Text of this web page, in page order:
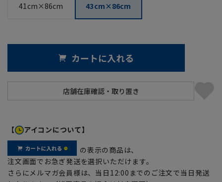
41cm×86cm 43cm×86cm
カートに入れる
【 アイコンについて】
の表示の商品は、
注文画面でお急ぎ発送を選択いただけます。
さらにメルマガ会員様は、当日12:00までのご注文で当日発送